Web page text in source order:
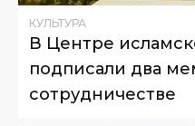
КУЛЬТУРА
В Центре
подписали два
сотрудничестве